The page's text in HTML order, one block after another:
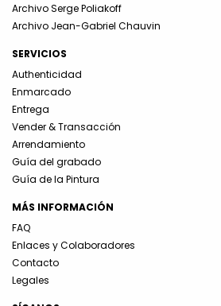
Archivo Serge Poliakoff
Archivo Jean-Gabriel Chauvin
SERVICIOS
Authenticidad
Enmarcado
Entrega
Vender & Transacción
Arrendamiento
Guía del grabado
Guía de la Pintura
MÁS INFORMACIÓN
FAQ
Enlaces y Colaboradores
Contacto
Legales